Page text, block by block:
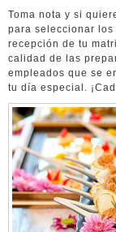
Toma nota y si
para seleccionar
recepción de tu
calidad de las
empleados que se
tu día especial.